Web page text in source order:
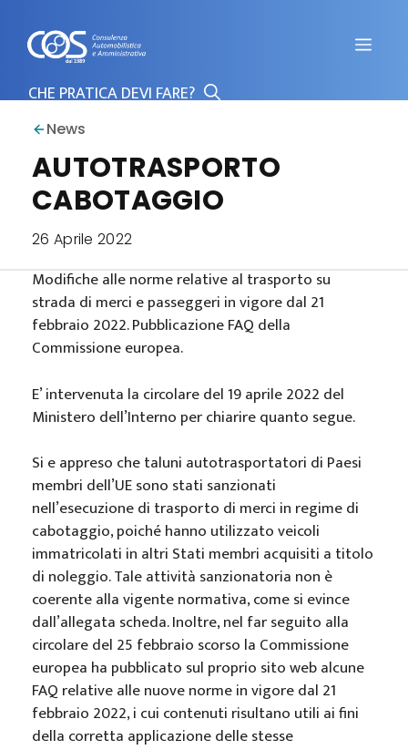
contenuto
News
AUTOTRASPORTO
CABOTAGGIO
26 Aprile 2022
Modifiche alle norme relative al trasporto su
strada di merci e passeggeri in vigore dal 21
febbraio 2022. Pubblicazione FAQ della
Commissione europea.
E’ intervenuta la circolare del 19 aprile 2022 del
Ministero dell’Interno per chiarire quanto segue.
Si e appreso che taluni autotrasportatori di Paesi
membri dell’UE sono stati sanzionati
nell’esecuzione di trasporto di merci in regime di
cabotaggio, poiché hanno utilizzato veicoli
immatricolati in altri Stati membri acquisiti a titolo
di noleggio. Tale attività sanzionatoria non è
coerente alla vigente normativa, come si evince
dall’allegata scheda. Inoltre, nel far seguito alla
circolare del 25 febbraio scorso la Commissione
europea ha pubblicato sul proprio sito web alcune
FAQ relative alle nuove norme in vigore dal 21
febbraio 2022, i cui contenuti risultano utili ai fini
della corretta applicazione delle stesse